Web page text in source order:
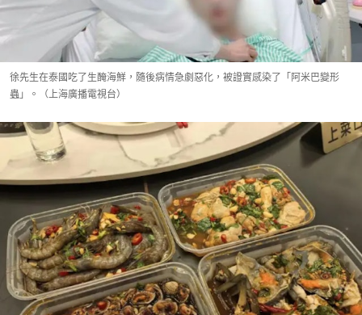
徐先生在泰國吃了生醃海鮮，隨後病情急劇惡化，被證實感染了「阿米巴變形
蟲」。（上海廣播電視台）